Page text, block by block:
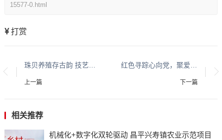
15577-0.html
打赏
上一篇 下一篇
相关推荐
机械化+数字化双轮驱动 昌平兴寿镇农业示范项目